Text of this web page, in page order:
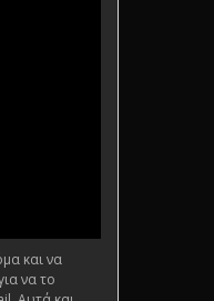
και να
να το